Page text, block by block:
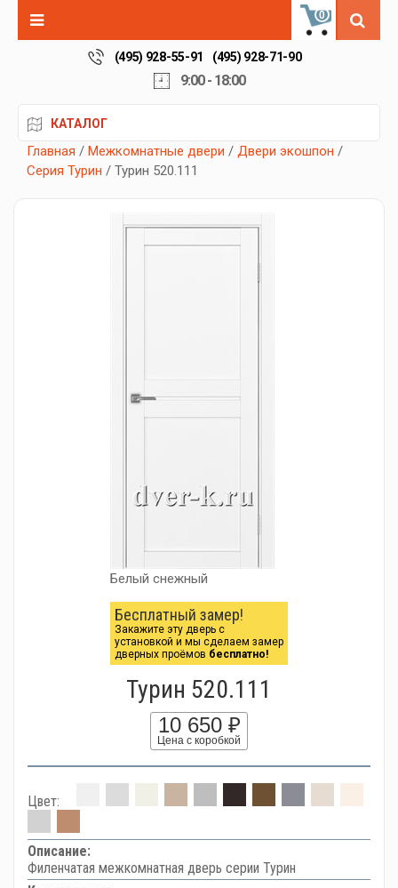
0
(495) 928-55-91 (495) 928-71-90
9:00 - 18:00
КАТАЛОГ
Главная / Межкомнатные двери / Двери экошпон /
Серия Турин / Турин 520.111
Белый снежный
Бесплатный замер!
Закажите эту дверь с
установкой и мы сделаем замер
дверных проёмов бесплатно!
Турин 520.111
10 650 ₽
Цена с коробкой
Цвет:
Описание:
Филенчатая межкомнатная дверь серии Турин